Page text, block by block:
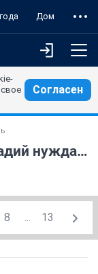
Дом
Согласен
Инвалид первой группы Аркадий нуждается в финансовой помощи!
8 ... 13